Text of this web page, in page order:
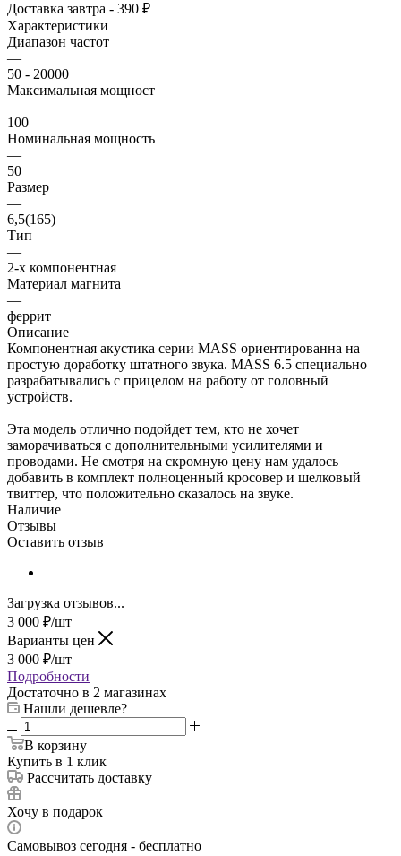
Доставка завтра - 390 ₽
Характеристики
Диапазон частот
—
50 - 20000
Максимальная мощност
—
100
Номинальная мощность
—
50
Размер
—
6,5(165)
Тип
—
2-х компонентная
Материал магнита
—
феррит
Описание
Компонентная акустика серии MASS ориентированна на
простую доработку штатного звука. MASS 6.5 специально
разрабатывались с прицелом на работу от головный
устройств.
Эта модель отлично подойдет тем, кто не хочет
заморачиваться с дополнительными усилителями и
проводами. Не смотря на скромную цену нам удалось
добавить в комплект полноценный кросовер и шелковый
твиттер, что положительно сказалось на звуке.
Наличие
Отзывы
Оставить отзыв
Загрузка отзывов...
3 000 ₽/шт
Варианты цен
3 000 ₽/шт
Подробности
Достаточно в 2 магазинах
Нашли дешевле?
В корзину
Купить в 1 клик
Рассчитать доставку
Хочу в подарок
Самовывоз сегодня - бесплатно